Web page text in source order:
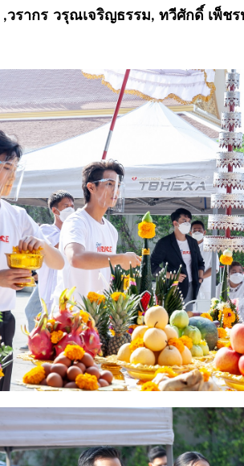
,วรากร วรุณเจริญธรรม, ทวีศักดิ์ เพ็ช